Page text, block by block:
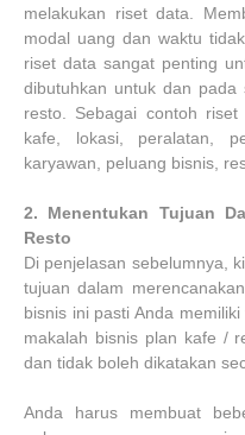
melakukan riset data.
modal uang dan waktu
riset data sangat penting
dibutuhkan untuk dan pada
resto. Sebagai contoh
kafe, lokasi, peralatan,
karyawan, peluang bisnis,
2.
Menentukan Tujuan
Resto
Di penjelasan sebelumnya,
tujuan dalam
bisnis ini pasti Anda
makalah bisnis plan kafe /
dan tidak boleh dikatakan
Anda harus membuat